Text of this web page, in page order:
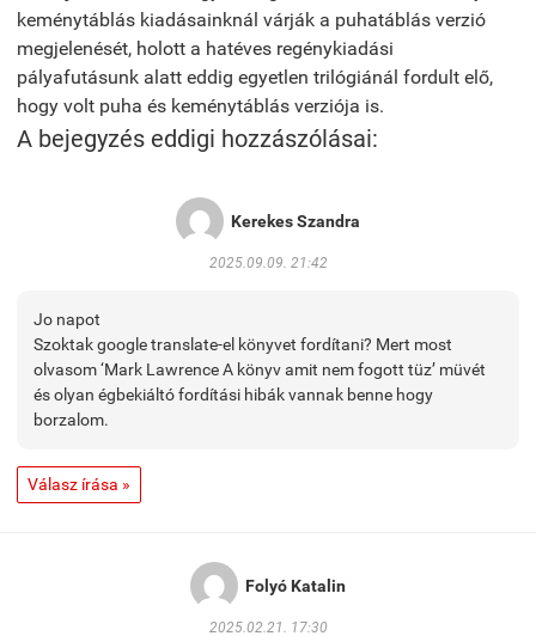
keménytáblás kiadásainknál várják a puhatáblás verzió
megjelenését, holott a hatéves regénykiadási
pályafutásunk alatt eddig egyetlen trilógiánál fordult elő,
hogy volt puha és keménytáblás verziója is.
A bejegyzés eddigi hozzászólásai:
Kerekes Szandra
2025.09.09. 21:42
Jo napot
Szoktak google translate-el könyvet fordítani? Mert most
olvasom ‘Mark Lawrence A könyv amit nem fogott tüz’ müvét
és olyan égbekiáltó fordítási hibák vannak benne hogy
borzalom.
Válasz írása »
Folyó Katalin
2025.02.21. 17:30